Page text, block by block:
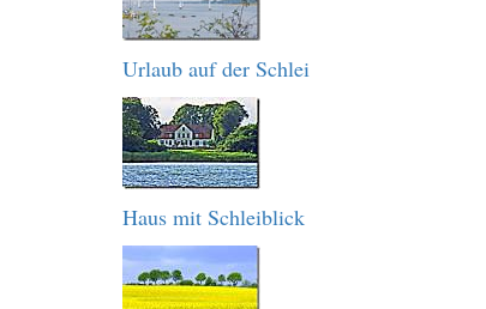
Urlaub auf der Schlei
Haus mit Schleiblick